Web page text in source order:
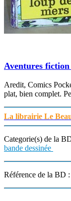
Aventures fiction
Aredit, Comics
plat, bien complet.
La librairie Le
Categorie(s) de la
bande dessinée
Référence de la BD